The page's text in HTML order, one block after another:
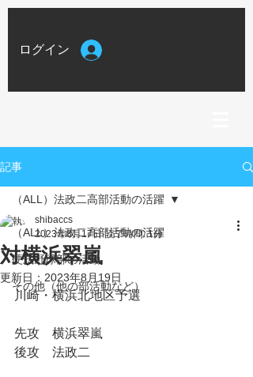
ログイン
記事
（ALL）法政二高部活動の活躍
硬式野球部の活動
その他（他の部活動など）
（ALL）法政二高部活動の活躍
対横浜翠嵐
shibaccs
2023年8月17日 読了時間: 1分
更新日： 2023年8月19日
川崎・横浜北地区予選
先攻　横浜翠嵐
後攻　法政二